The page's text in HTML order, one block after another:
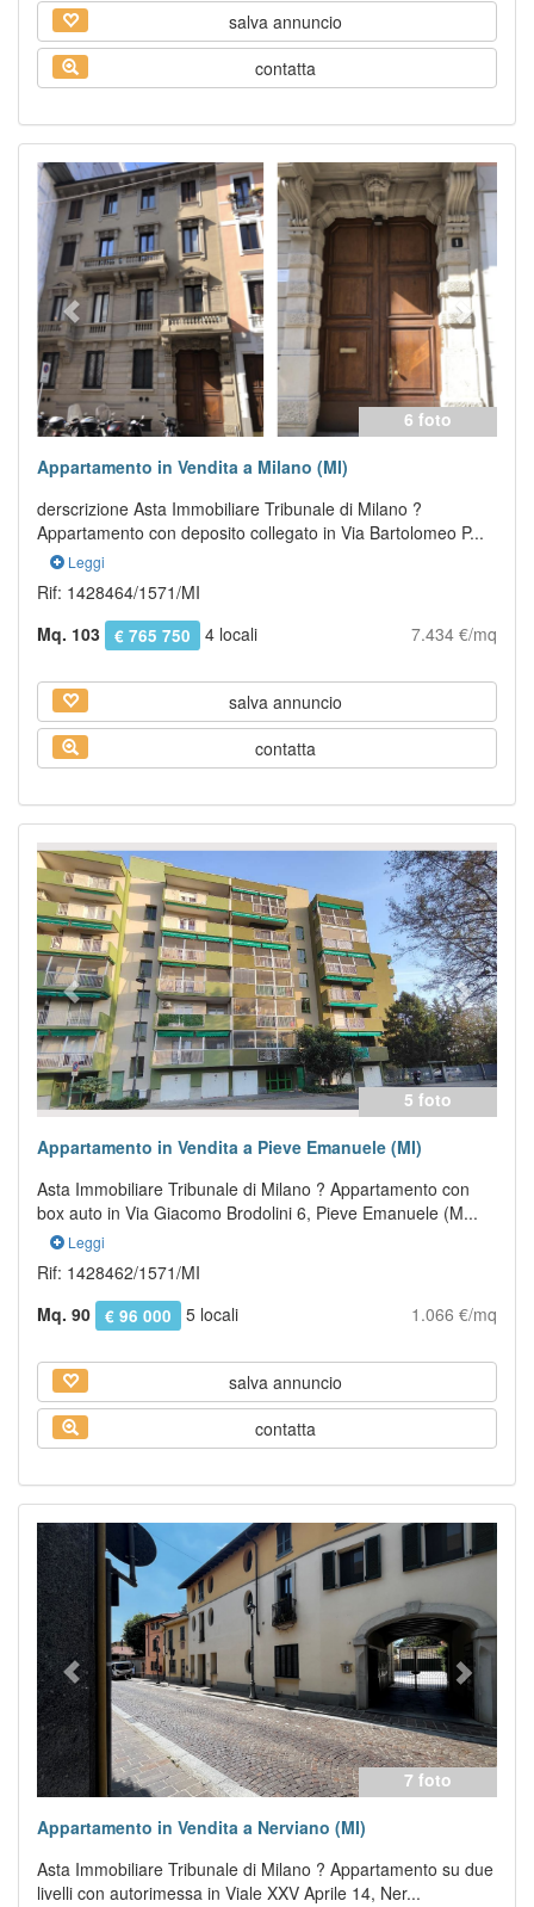
salva annuncio
contatta
6 foto
Previous Next
Appartamento in Vendita a Milano (MI)
derscrizione Asta Immobiliare Tribunale di Milano ?
Appartamento con deposito collegato in Via Bartolomeo P...
Leggi
Rif: 1428464/1571/MI
Mq. 103
€ 765 750 4 locali 7.434 €/mq
salva annuncio
contatta
5 foto
Previous Next
Appartamento in Vendita a Pieve Emanuele (MI)
Asta Immobiliare Tribunale di Milano ? Appartamento con
box auto in Via Giacomo Brodolini 6, Pieve Emanuele (M...
Leggi
Rif: 1428462/1571/MI
Mq. 90
€ 96 000 5 locali 1.066 €/mq
salva annuncio
contatta
7 foto
Previous Next
Appartamento in Vendita a Nerviano (MI)
Asta Immobiliare Tribunale di Milano ? Appartamento su due
livelli con autorimessa in Viale XXV Aprile 14, Ner...